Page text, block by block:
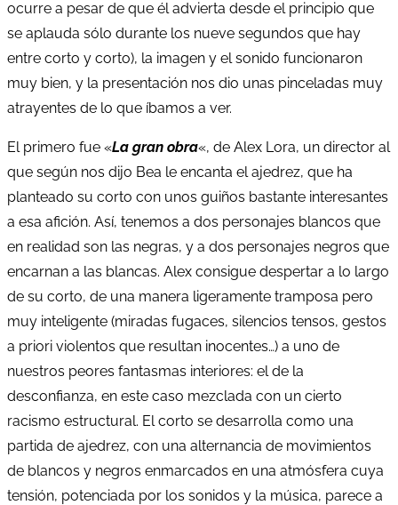
ocurre a pesar de que él advierta desde el principio que
se aplauda sólo durante los nueve segundos que hay
entre corto y corto), la imagen y el sonido funcionaron
muy bien, y la presentación nos dio unas pinceladas muy
atrayentes de lo que íbamos a ver.
El primero fue «La gran obra«, de Alex Lora, un director al
que según nos dijo Bea le encanta el ajedrez, que ha
planteado su corto con unos guiños bastante interesantes
a esa afición. Así, tenemos a dos personajes blancos que
en realidad son las negras, y a dos personajes negros que
encarnan a las blancas. Alex consigue despertar a lo largo
de su corto, de una manera ligeramente tramposa pero
muy inteligente (miradas fugaces, silencios tensos, gestos
a priori violentos que resultan inocentes…) a uno de
nuestros peores fantasmas interiores: el de la
desconfianza, en este caso mezclada con un cierto
racismo estructural. El corto se desarrolla como una
partida de ajedrez, con una alternancia de movimientos
de blancos y negros enmarcados en una atmósfera cuya
tensión, potenciada por los sonidos y la música, parece a